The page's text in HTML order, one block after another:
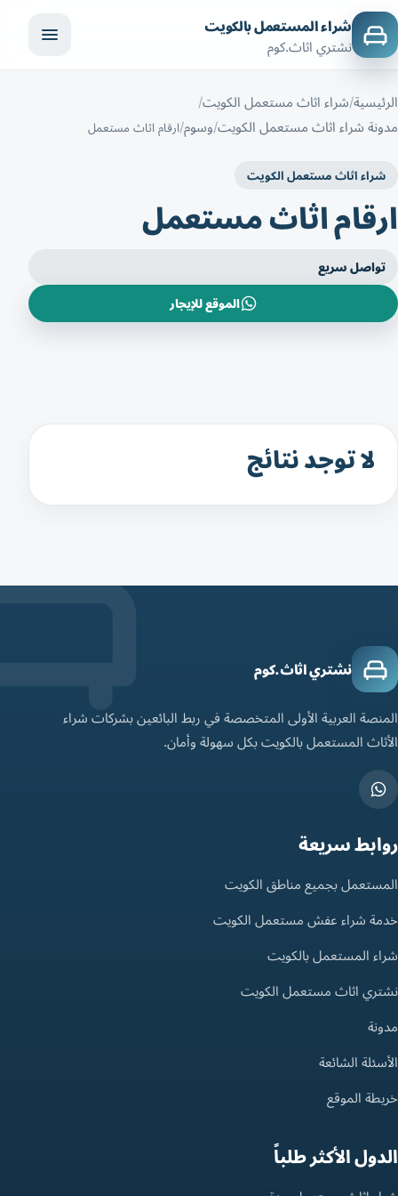
شراء المستعمل بالكويت
نشتري اثاث.كوم
الرئيسية شراء اثاث مستعمل الكويت
مدونة شراء اثاث مستعمل الكويت وسوم ارقام اثاث مستعمل
شراء اثاث مستعمل الكويت
ارقام اثاث مستعمل
تواصل سريع
الموقع للإيجار
لا توجد نتائج
نشتري اثاث.كوم
المنصة العربية الأولى المتخصصة في ربط البائعين بشركات شراء
الأثاث المستعمل بالكويت بكل سهولة وأمان.
روابط سريعة
المستعمل بجميع مناطق الكويت
خدمة شراء عفش مستعمل الكويت
شراء المستعمل بالكويت
نشتري اثاث مستعمل الكويت
مدونة
الأسئلة الشائعة
خريطة الموقع
الدول الأكثر طلباً